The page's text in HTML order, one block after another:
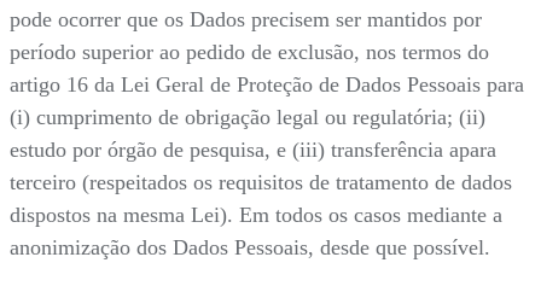
pode ocorrer que os Dados precisem ser mantidos por
período superior ao pedido de exclusão, nos termos do
artigo 16 da Lei Geral de Proteção de Dados Pessoais para
(i) cumprimento de obrigação legal ou regulatória; (ii)
estudo por órgão de pesquisa, e (iii) transferência apara
terceiro (respeitados os requisitos de tratamento de dados
dispostos na mesma Lei). Em todos os casos mediante a
anonimização dos Dados Pessoais, desde que possível.